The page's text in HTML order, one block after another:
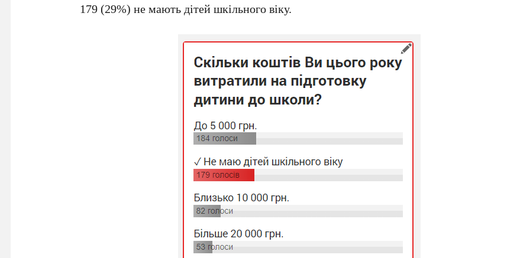
179 (29%) не мають дітей шкільного віку.